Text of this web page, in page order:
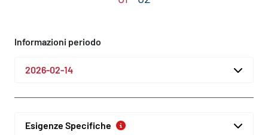
Informazioni periodo
2026-02-14
Esigenze Specifiche